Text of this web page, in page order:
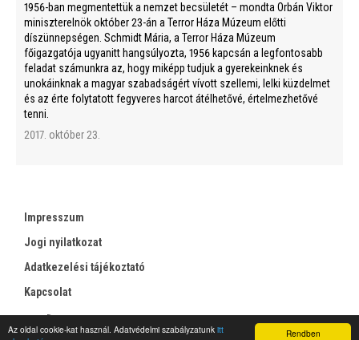
Rendben
Az oldal cookie-kat használ. Adatvédelmi szabályzatunk itt
1956-ban megmentettük a nemzet becsületét – mondta Orbán Viktor
miniszterelnök október 23-án a Terror Háza Múzeum előtti
díszünnepségen. Schmidt Mária, a Terror Háza Múzeum
főigazgatója ugyanitt hangsúlyozta, 1956 kapcsán a legfontosabb
feladat számunkra az, hogy miképp tudjuk a gyerekeinknek és
unokáinknak a magyar szabadságért vívott szellemi, lelki küzdelmet
és az érte folytatott fegyveres harcot átélhetővé, értelmezhetővé
tenni.
2017. október 23.
Impresszum
Jogi nyilatkozat
Adatkezelési tájékoztató
Kapcsolat